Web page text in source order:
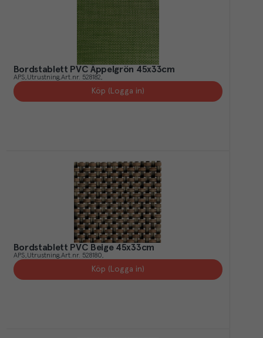
Bordstablett PVC Äppelgrön 45x33cm
APS Utrustning Art.nr. 528182
Köp (Logga in)
Bordstablett PVC Beige 45x33cm
APS Utrustning Art.nr. 528180
Köp (Logga in)